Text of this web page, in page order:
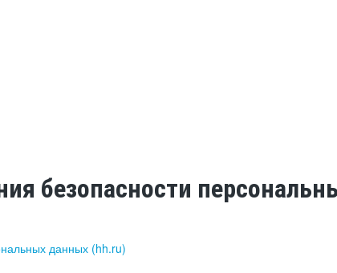
безопасности
данных (hh.ru)